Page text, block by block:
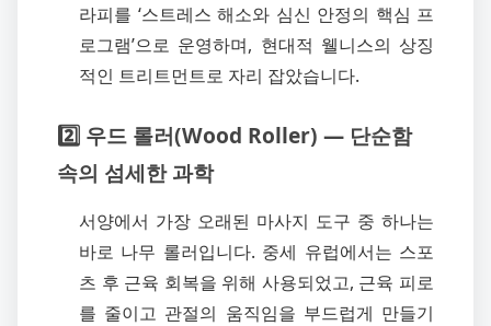
라피를 ‘스트레스 해소와 심신 안정의 핵심 프
로그램’으로 운영하며, 현대적 웰니스의 상징
적인 트리트먼트로 자리 잡았습니다.
2️⃣ 우드 롤러(Wood Roller) — 단순함
속의 섬세한 과학
서양에서 가장 오래된 마사지 도구 중 하나는
바로 나무 롤러입니다. 중세 유럽에서는 스포
츠 후 근육 회복을 위해 사용되었고, 근육 피로
를 줄이고 관절의 움직임을 부드럽게 만들기